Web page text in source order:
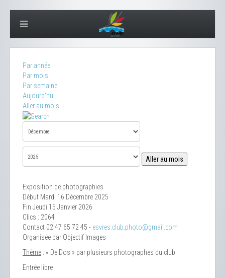
Par année
Par mois
Par semaine
Aujourd'hui
Aller au mois
Aller au mois
Exposition de photographies
Début Mardi 16 Décembre 2025
Fin Jeudi 15 Janvier 2026
Clics : 2064
Contact 02 47 65 72 45 - esvres.club.photo@gmail.com
Organisée par Objectif Images
Thème : « De Dos » par plusieurs photographes du club
Entrée libre